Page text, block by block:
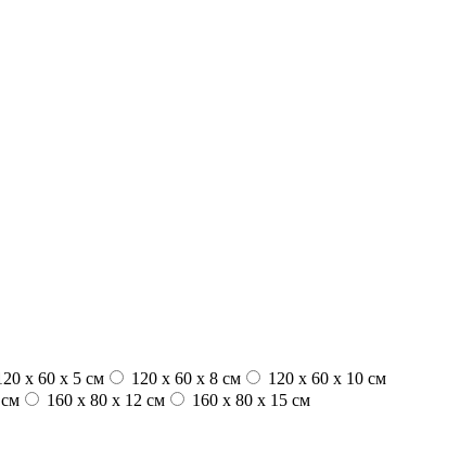
x 60 x 5 см 120 x 60 x 8 см
120 x 60 x 10 см
160 x 80 x 12 см
160 x 80 x 15 см